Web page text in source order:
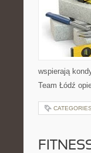
wspierają
Team Łódź